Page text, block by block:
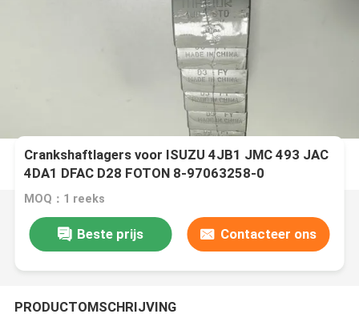
Crankshaftlagers voor ISUZU 4JB1 JMC 493 JAC
4DA1 DFAC D28 FOTON 8-97063258-0
MOQ：1 reeks
Beste prijs Contacteer ons
PRODUCTOMSCHRIJVING